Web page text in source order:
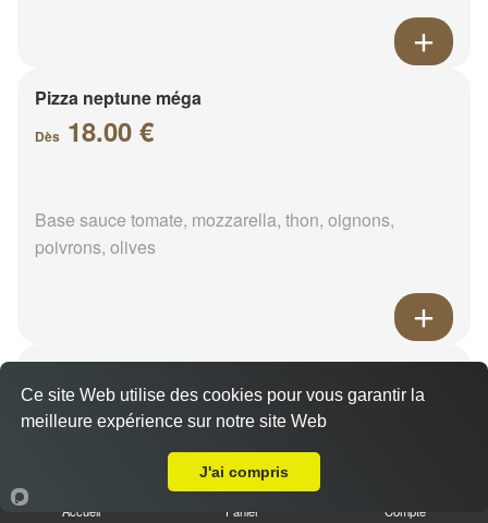
Pizza neptune méga
Dès 18.00 €
Base sauce tomate, mozzarella, thon, oignons,
poivrons, olives
Dès 18.00 €
Base sauce tomate, mozzarella, anchois, câpres,
Accueil Panier Compte
Ce site Web utilise des cookies pour vous garantir la
meilleure expérience sur notre site Web
J'ai compris